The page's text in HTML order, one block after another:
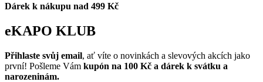
Dárek k nákupu nad 499 Kč
eKAPO KLUB
Přihlaste svůj email, ať víte o novinkách a slevových akcích jako
první! Pošleme Vám kupón na 100 Kč a dárek k svátku a
narozeninám.